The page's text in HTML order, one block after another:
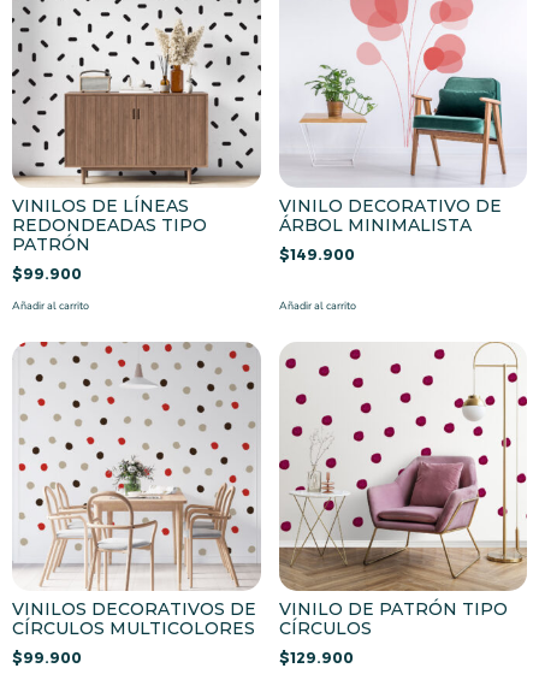
VINILOS DE LÍNEAS
REDONDEADAS TIPO
PATRÓN
$99.900
Añadir al carrito
VINILO DECORATIVO DE
ÁRBOL MINIMALISTA
$149.900
Añadir al carrito
VINILOS DECORATIVOS DE
CÍRCULOS MULTICOLORES
$99.900
VINILO DE PATRÓN TIPO
CÍRCULOS
$129.900